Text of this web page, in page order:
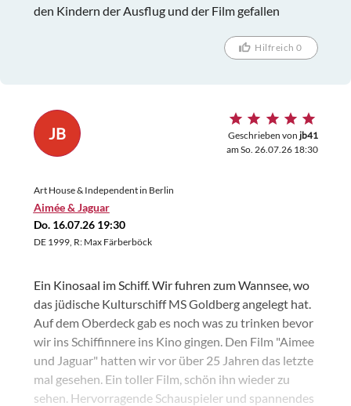
den Kindern der Ausflug und der Film gefallen
Hilfreich 0
JB Geschrieben von jb41
am So. 26.07.26 18:30
Art House & Independent in Berlin
Aimée & Jaguar
Do. 16.07.26 19:30
DE 1999, R: Max Färberböck
Ein Kinosaal im Schiff. Wir fuhren zum Wannsee, wo
das jüdische Kulturschiff MS Goldberg angelegt hat.
Auf dem Oberdeck gab es noch was zu trinken bevor
wir ins Schiffinnere ins Kino gingen. Den Film "Aimee
und Jaguar" hatten wir vor über 25 Jahren das letzte
mal gesehen. Ein toller Film, schön ihn wieder zu
sehen. Hervorragende Schauspieler und spannendes